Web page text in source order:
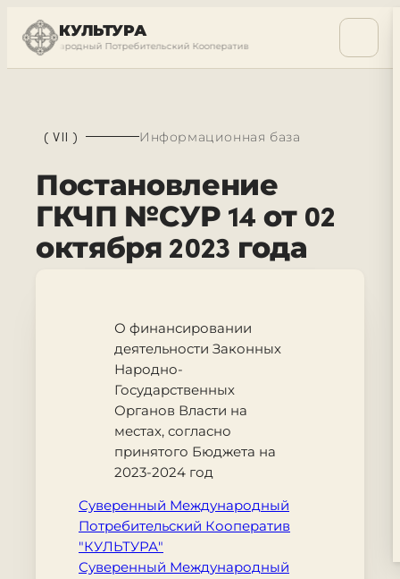
КУЛЬТУРА
Международный Потребительский Кооператив
(VII ) Информационная база
Постановление
ГКЧП №СУР 14 от 02
октября 2023 года
О финансировании
деятельности Законных
Народно-
Государственных
Органов Власти на
местах, согласно
принятого Бюджета на
2023-2024 год
Суверенный Международный
Потребительский Кооператив
"КУЛЬТУРА"
Суверенный Международный